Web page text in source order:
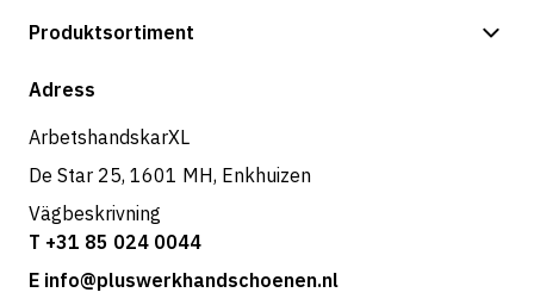
Betalningsalternativ
Returer & service
Produktsortiment
Butik
Adress
ArbetshandskarXL
De Star 25, 1601 MH, Enkhuizen
Vägbeskrivning
T +31 85 024 0044
E info@pluswerkhandschoenen.nl